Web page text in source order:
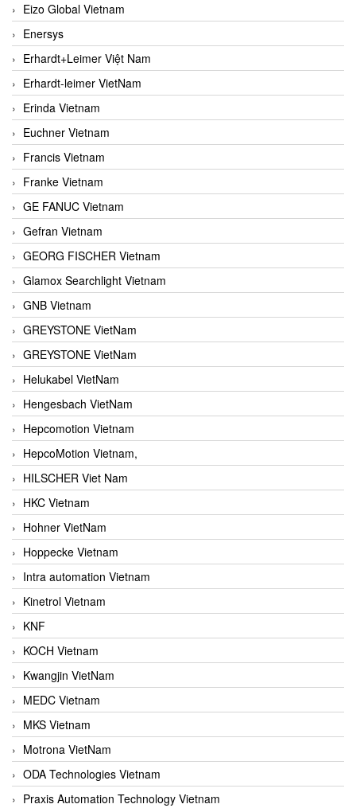
Eizo Global Vietnam
Enersys
Erhardt+Leimer Việt Nam
Erhardt-leimer VietNam
Erinda Vietnam
Euchner Vietnam
Francis Vietnam
Franke Vietnam
GE FANUC Vietnam
Gefran Vietnam
GEORG FISCHER Vietnam
Glamox Searchlight Vietnam
GNB Vietnam
GREYSTONE VietNam
GREYSTONE VietNam
Helukabel VietNam
Hengesbach VietNam
Hepcomotion Vietnam
HepcoMotion Vietnam,
HILSCHER Viet Nam
HKC Vietnam
Hohner VietNam
Hoppecke Vietnam
Intra automation Vietnam
Kinetrol Vietnam
KNF
KOCH Vietnam
Kwangjin VietNam
MEDC Vietnam
MKS Vietnam
Motrona VietNam
ODA Technologies Vietnam
Praxis Automation Technology Vietnam